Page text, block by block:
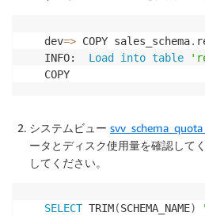
dev=> COPY sales_schema.
INFO: Load into table
COPY
システムビュー
ータとディスク使用量を確認して
してください。
SELECT TRIM(SCHEMA_NAME)